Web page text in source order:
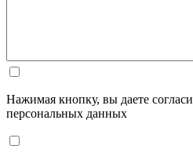
Нажимая кнопку, вы даете
персональных данных